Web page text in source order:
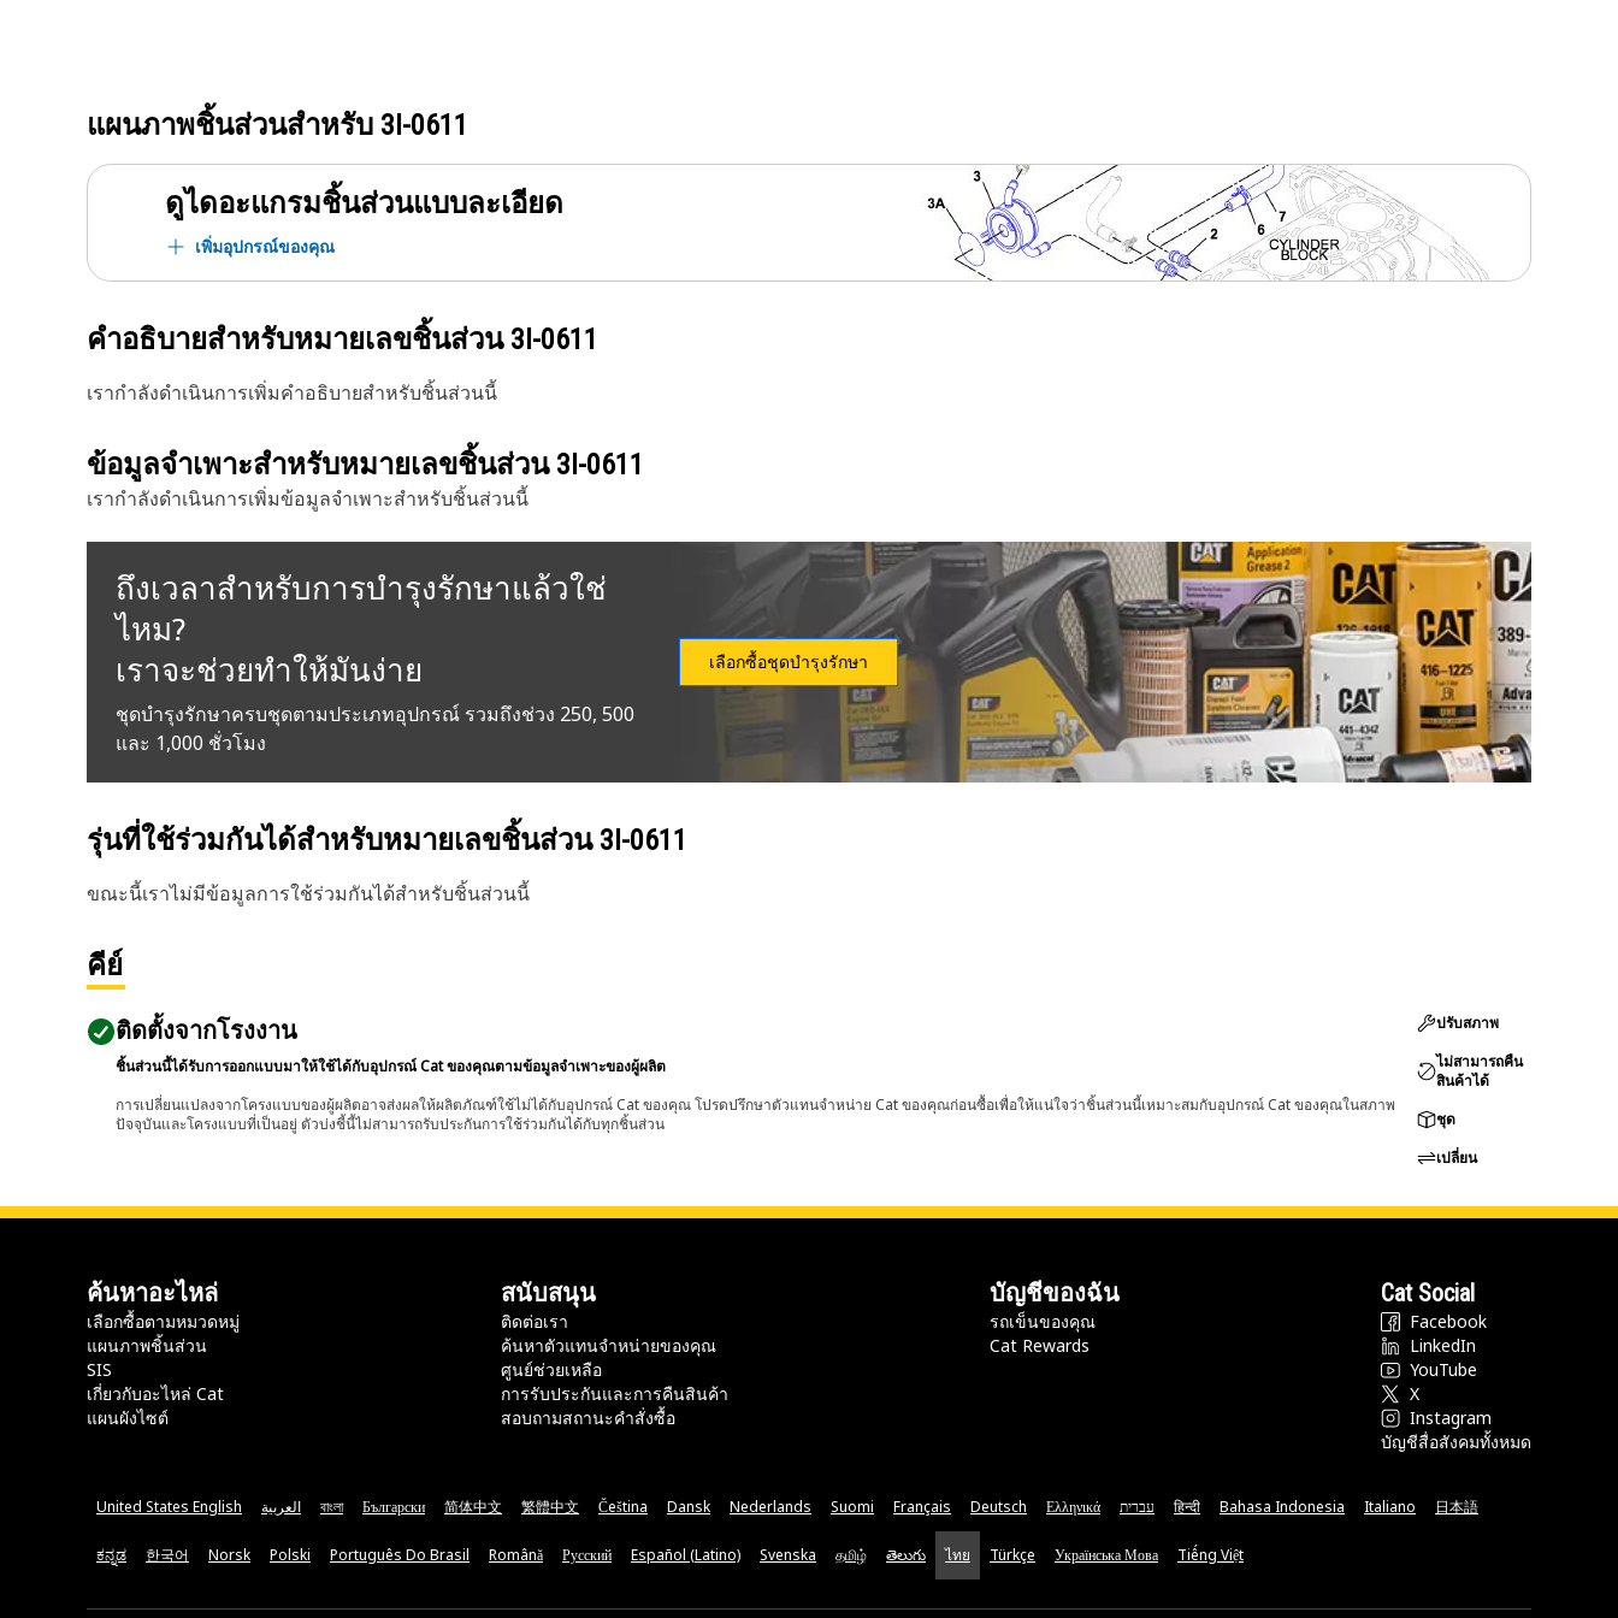
แผนภาพชิ้นส่วนสำหรับ 3I-0611
ดูไดอะแกรมชิ้นส่วนแบบละเอียด
เพิ่มอุปกรณ์ของคุณ
คำอธิบายสำหรับหมายเลขชิ้นส่วน 3I-0611
เรากำลังดำเนินการเพิ่มคำอธิบายสำหรับชิ้นส่วนนี้
ข้อมูลจำเพาะสำหรับหมายเลขชิ้นส่วน 3I-0611
เรากำลังดำเนินการเพิ่มข้อมูลจำเพาะสำหรับชิ้นส่วนนี้
ถึงเวลาสำหรับการบำรุงรักษาแล้วใช่
ไหม?
เราจะช่วยทำให้มันง่าย
ชุดบำรุงรักษาครบชุดตามประเภทอุปกรณ์ รวมถึงช่วง 250, 500
และ 1,000 ชั่วโมง
เลือกซื้อชุดบำรุงรักษา
รุ่นที่ใช้ร่วมกันได้สำหรับหมายเลขชิ้นส่วน 3I-0611
ขณะนี้เราไม่มีข้อมูลการใช้ร่วมกันได้สำหรับชิ้นส่วนนี้
คีย์
ติดตั้งจากโรงงาน
ชิ้นส่วนนี้ได้รับการออกแบบมาให้ใช้ได้กับอุปกรณ์ Cat ของคุณตามข้อมูลจำเพาะของผู้ผลิต
การเปลี่ยนแปลงจากโครงแบบของผู้ผลิตอาจส่งผลให้ผลิตภัณฑ์ใช้ไม่ได้กับอุปกรณ์ Cat ของคุณ โปรดปรึกษาตัวแทนจำหน่าย Cat ของคุณก่อนซื้อเพื่อให้แน่ใจว่าชิ้นส่วนนี้เหมาะสมกับอุปกรณ์ Cat ของคุณในสภาพ
ปัจจุบันและโครงแบบที่เป็นอยู่ ตัวบ่งชี้นี้ไม่สามารถรับประกันการใช้ร่วมกันได้กับทุกชิ้นส่วน
ปรับสภาพ
ไม่สามารถคืน
สินค้าได้
ชุด
เปลี่ยน
ค้นหาอะไหล่
เลือกซื้อตามหมวดหมู่
แผนภาพชิ้นส่วน
SIS
เกี่ยวกับอะไหล่ Cat
แผนผังไซต์
สนับสนุน
ติดต่อเรา
ค้นหาตัวแทนจำหน่ายของคุณ
ศูนย์ช่วยเหลือ
การรับประกันและการคืนสินค้า
สอบถามสถานะคำสั่งซื้อ
บัญชีของฉัน
รถเข็นของคุณ
Cat Rewards
Cat Social
Facebook
LinkedIn
YouTube
X
Instagram
บัญชีสื่อสังคมทั้งหมด
United States English العربية বাংলা Български 简体中文 繁體中文 Čeština Dansk Nederlands Suomi Français Deutsch Ελληνικά עברית हिन्दी Bahasa Indonesia Italiano 日本語
ಕನ್ನಡ 한국어 Norsk Polski Português Do Brasil Română Русский Español (Latino) Svenska தமிழ் తెలుగు ไทย Türkçe Українська Мова Tiếng Việt